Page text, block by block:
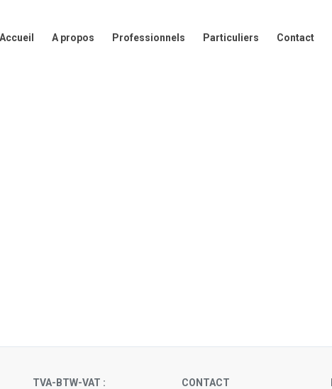
Accueil A propos Professionnels Particuliers Contact
TVA-BTW-VAT : CONTACT